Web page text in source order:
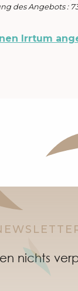
des Angebots :
Irrtum
nichts